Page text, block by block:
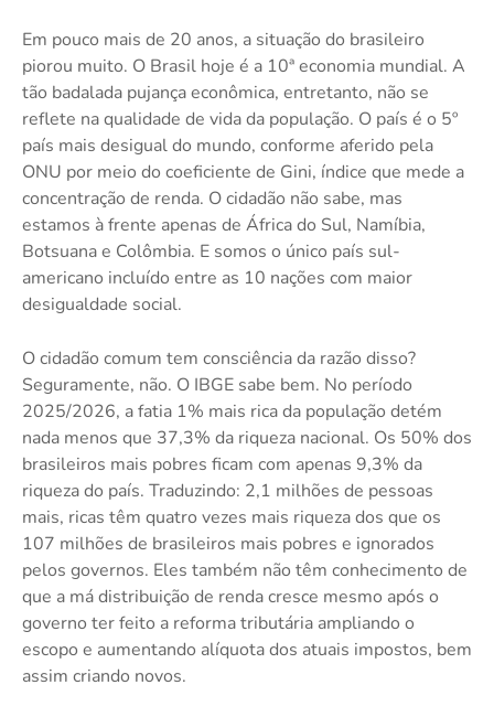
Em pouco mais de 20 anos, a situação do brasileiro
piorou muito. O Brasil hoje é a 10ª economia mundial. A
tão badalada pujança econômica, entretanto, não se
reflete na qualidade de vida da população. O país é o 5º
país mais desigual do mundo, conforme aferido pela
ONU por meio do coeficiente de Gini, índice que mede a
concentração de renda. O cidadão não sabe, mas
estamos à frente apenas de África do Sul, Namíbia,
Botsuana e Colômbia. E somos o único país sul-
americano incluído entre as 10 nações com maior
desigualdade social.
O cidadão comum tem consciência da razão disso?
Seguramente, não. O IBGE sabe bem. No período
2025/2026, a fatia 1% mais rica da população detém
nada menos que 37,3% da riqueza nacional. Os 50% dos
brasileiros mais pobres ficam com apenas 9,3% da
riqueza do país. Traduzindo: 2,1 milhões de pessoas
mais, ricas têm quatro vezes mais riqueza dos que os
107 milhões de brasileiros mais pobres e ignorados
pelos governos. Eles também não têm conhecimento de
que a má distribuição de renda cresce mesmo após o
governo ter feito a reforma tributária ampliando o
escopo e aumentando alíquota dos atuais impostos, bem
assim criando novos.